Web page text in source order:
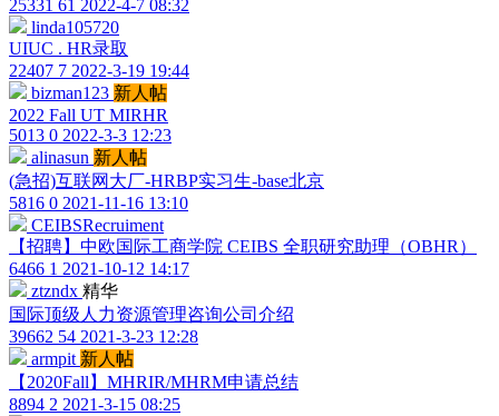
25331 61 2022-4-7 08:32
linda105720
UIUC . HR录取
22407 7 2022-3-19 19:44
bizman123 新人帖
2022 Fall UT MIRHR
5013 0 2022-3-3 12:23
alinasun 新人帖
(急招)互联网大厂-HRBP实习生-base北京
5816 0 2021-11-16 13:10
CEIBSRecruiment
【招聘】中欧国际工商学院 CEIBS 全职研究助理（OBHR）
6466 1 2021-10-12 14:17
ztzndx 精华
国际顶级人力资源管理咨询公司介绍
39662 54 2021-3-23 12:28
armpit 新人帖
【2020Fall】MHRIR/MHRM申请总结
8894 2 2021-3-15 08:25